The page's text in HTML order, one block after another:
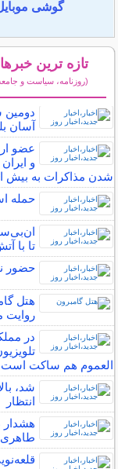
گوشی
تازه ترین خبرها
(روزنامه، سیاست و
دومین
آسان
عضو
و
شدن مذاکرات به بیش از ۶۰
حمله
تا با
حضور
هتل
روایت
در
العموم هم ساکت است
انتظار
هشدار